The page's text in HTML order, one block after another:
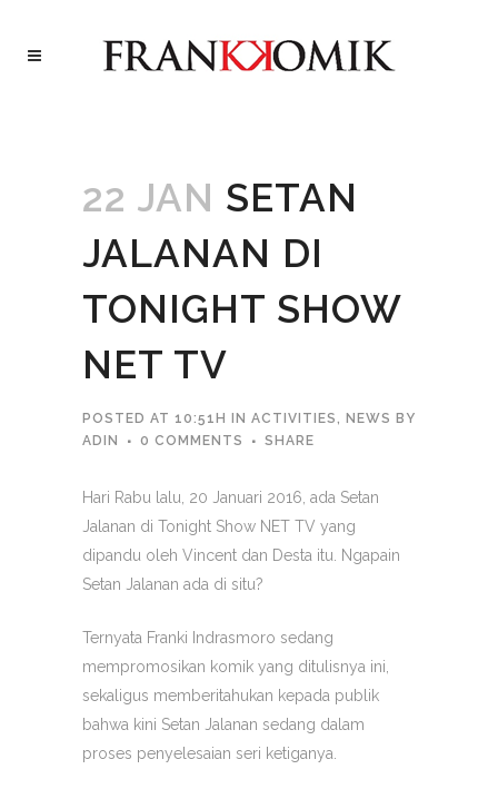
22 JAN SETAN
JALANAN DI
TONIGHT SHOW
NET TV
POSTED AT 10:51H IN ACTIVITIES, NEWS BY
ADIN
0 COMMENTS SHARE
Hari Rabu lalu, 20 Januari 2016, ada Setan
Jalanan di Tonight Show NET TV yang
dipandu oleh Vincent dan Desta itu. Ngapain
Setan Jalanan ada di situ?
Ternyata Franki Indrasmoro sedang
mempromosikan komik yang ditulisnya ini,
sekaligus memberitahukan kepada publik
bahwa kini Setan Jalanan sedang dalam
proses penyelesaian seri ketiganya.